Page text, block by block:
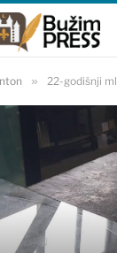
» 22-godišnji mladić